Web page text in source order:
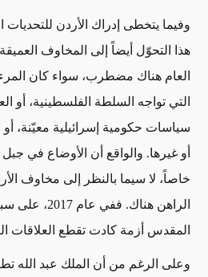
وفيما يتخطى إدراك الأردن
هذا التحوّل أيضاً إلى المخاوف
العام هناك مضطرب، سواءكان
التي تواجه السلطة الفلسطينية، أو
سياسات حكومية إسرائيلية معيّنة، أو
أو غيرها. والواقع أن الأوضاع في
خاصاً، لا سيما بالنظر إلى مخاوف
الراهن
المقدس أزمة كادت تقطع العلاقات
وعلى الرغم من أن الملك عبد الله